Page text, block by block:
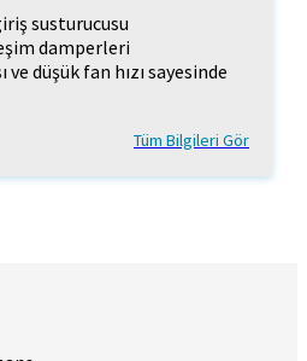
susturucusu
damperleri
ve düşük fan hızı sayesinde
Tüm Bilgileri Gör